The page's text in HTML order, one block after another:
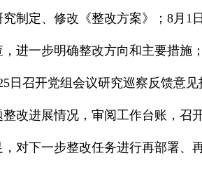
制定、修改《整改方案》；8月
进一步明确整改方向和主要措施
日召开党组会议研究巡察反馈意
改进展情况，审阅工作台账，
对下一步整改任务进行再部署